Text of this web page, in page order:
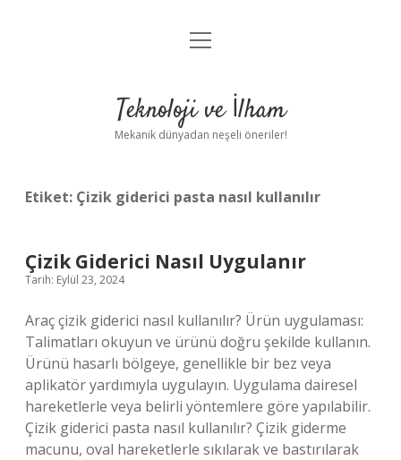
Anasayfa
Yasal Uyarı
menüyü
Teknoloji ve İlham
Mekanik dünyadan neşeli öneriler!
Etiket: Çizik giderici pasta nasıl kullanılır
Çizik Giderici Nasıl Uygulanır
Tarih: Eylül 23, 2024
Araç çizik giderici nasıl kullanılır? Ürün uygulaması:
Talimatları okuyun ve ürünü doğru şekilde kullanın.
Ürünü hasarlı bölgeye, genellikle bir bez veya
aplikatör yardımıyla uygulayın. Uygulama dairesel
hareketlerle veya belirli yöntemlere göre yapılabilir.
Çizik giderici pasta nasıl kullanılır? Çizik giderme
macunu, oval hareketlerle sıkılarak ve bastırılarak